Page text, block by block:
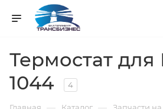
Термостат
1044
4